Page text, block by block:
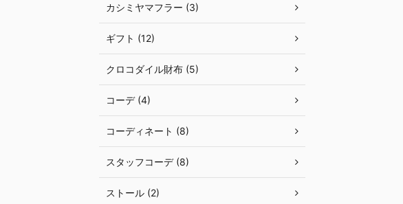
カシミヤマフラー (3)
ギフト (12)
クロコダイル財布 (5)
コーデ (4)
コーディネート (8)
スタッフコーデ (8)
ストール (2)